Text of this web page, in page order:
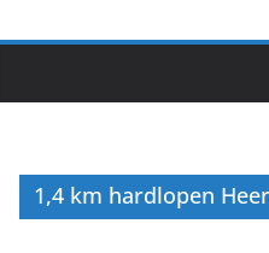
1,4 km hardlopen